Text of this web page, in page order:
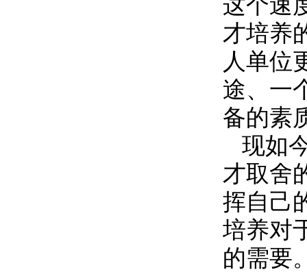
这个速
才培养
人单位
途、一
备的素
现如
才取舍
挥自己
培养对
的需要